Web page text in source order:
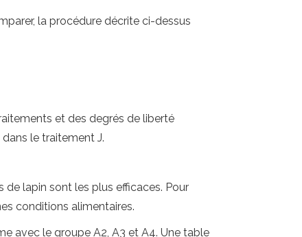
la procédure décrite ci-dessus
et des degrés de liberté
le traitement J.
lapin sont les plus efficaces. Pour
conditions alimentaires.
avec le groupe A2, A3 et A4. Une table